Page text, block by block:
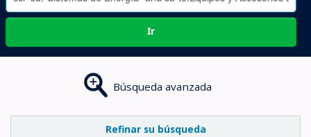
Ir
Búsqueda avanzada
Refinar su búsqueda